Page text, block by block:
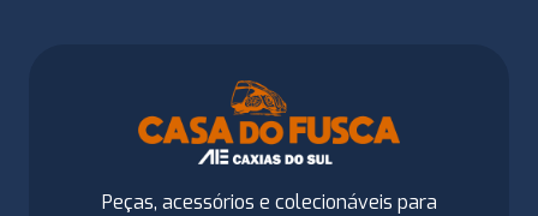
Peças, acessórios e colecionáveis para